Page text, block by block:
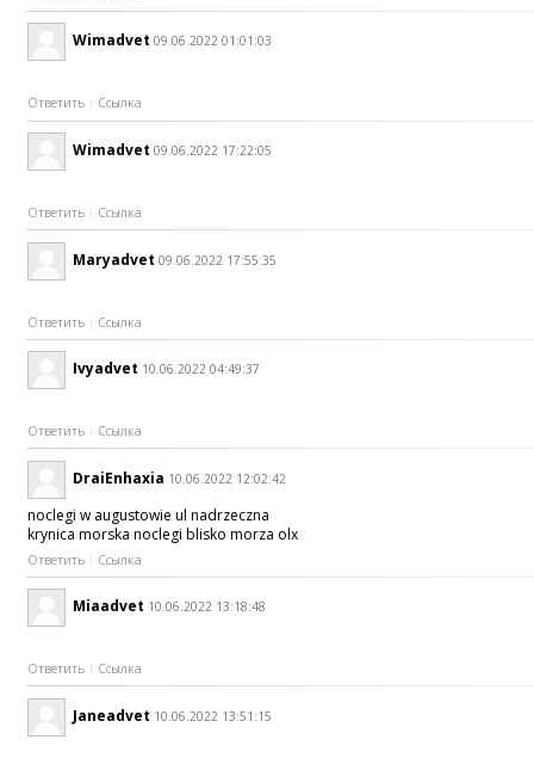
Wimadvet 09.06.2022 01:01:03
Ответить Ссылка
Wimadvet 09.06.2022 17:22:05
Ответить Ссылка
Maryadvet 09.06.2022 17:55:35
Ответить Ссылка
Ivyadvet 10.06.2022 04:49:37
Ответить Ссылка
DraiEnhaxia 10.06.2022 12:02:42
noclegi w augustowie ul nadrzeczna
krynica morska noclegi blisko morza olx
Ответить Ссылка
Miaadvet 10.06.2022 13:18:48
Ответить Ссылка
Janeadvet 10.06.2022 13:51:15